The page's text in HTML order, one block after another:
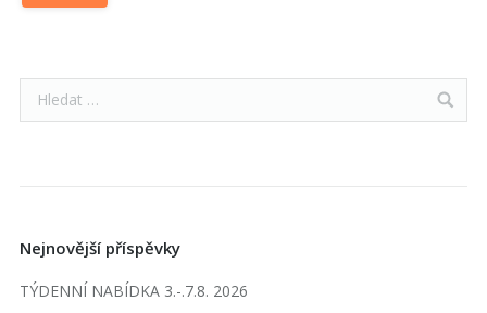
Nejnovější příspěvky
TÝDENNÍ NABÍDKA 3.-.7.8. 2026